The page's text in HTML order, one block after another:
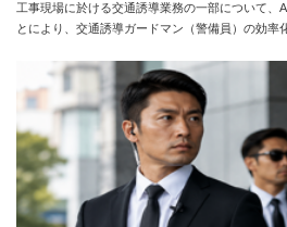
工事現場に於ける交通誘導業務の一部について、
とにより、交通誘導ガードマン（警備員）の効率